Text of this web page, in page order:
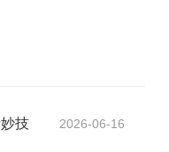
技 2026-06-16